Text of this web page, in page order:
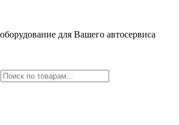
для Вашего автосервиса